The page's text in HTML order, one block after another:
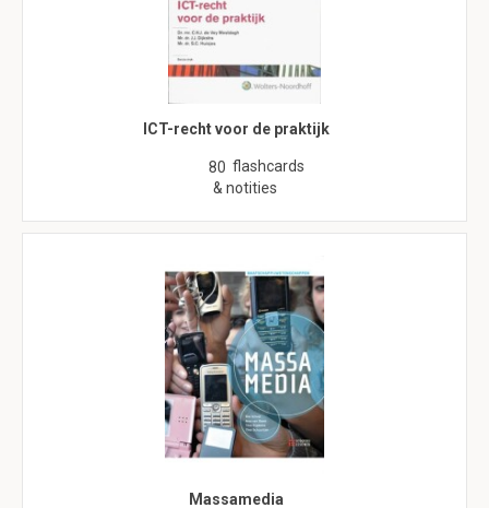
ICT-recht voor de praktijk
80 flashcards
& notities
Massamedia